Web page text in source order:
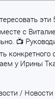
с
📺
конкретного
у Ирины
/ Новости